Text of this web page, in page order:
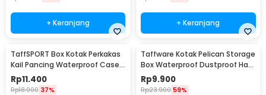
+ Keranjang + Keranjang
TaffSPORT Box Kotak Perkakas
Kail Pancing Waterproof Case -
Q041
Rp11.400
Rp18.000 37%
Taffware Kotak Pelican Storage
Box Waterproof Dustproof Hard
Case ABS S - G10/J020
Rp9.900
Rp23.900 59%